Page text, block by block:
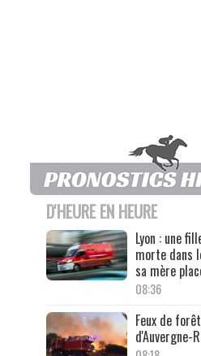
D'HEURE EN HEURE
Lyon : une
morte dans
sa mère
08:36
Feux de
d'Auvergne-